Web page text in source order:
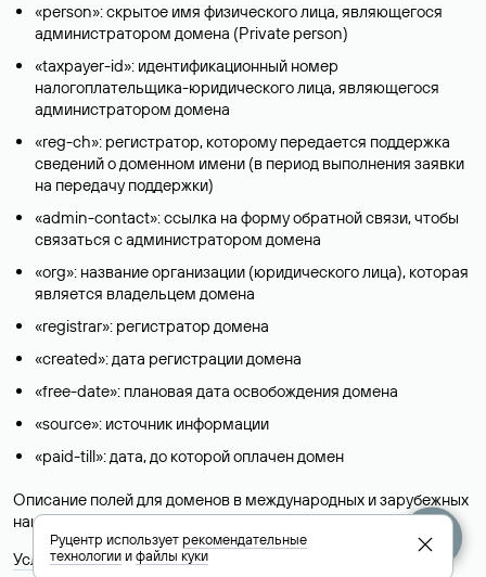
«person»: скрытое имя физического лица, являющегося
администратором домена (Privatе person)
«taxpayer-id»: идентификационный номер
налогоплательщика-юридического лица, являющегося
администратором домена
«reg-ch»: регистратор, которому передается поддержка
сведений о доменном имени (в период выполнения заявки
на передачу поддержки)
«admin-contact»: ссылка на форму обратной связи, чтобы
связаться с администратором домена
«org»: название организации (юридического лица), которая
является владельцем домена
«registrar»: регистратор домена
«created»: дата регистрации домена
«free-date»: плановая дата освобождения домена
«source»: источник информации
«paid-till»: дата, до которой оплачен домен
Описание полей для доменов в международных и зарубежных
национальных доменах представлены в разделе «Помощь».
Условия использования Whois-сервиса
Руцентр используетрекомендательные
технологииифайлы куки